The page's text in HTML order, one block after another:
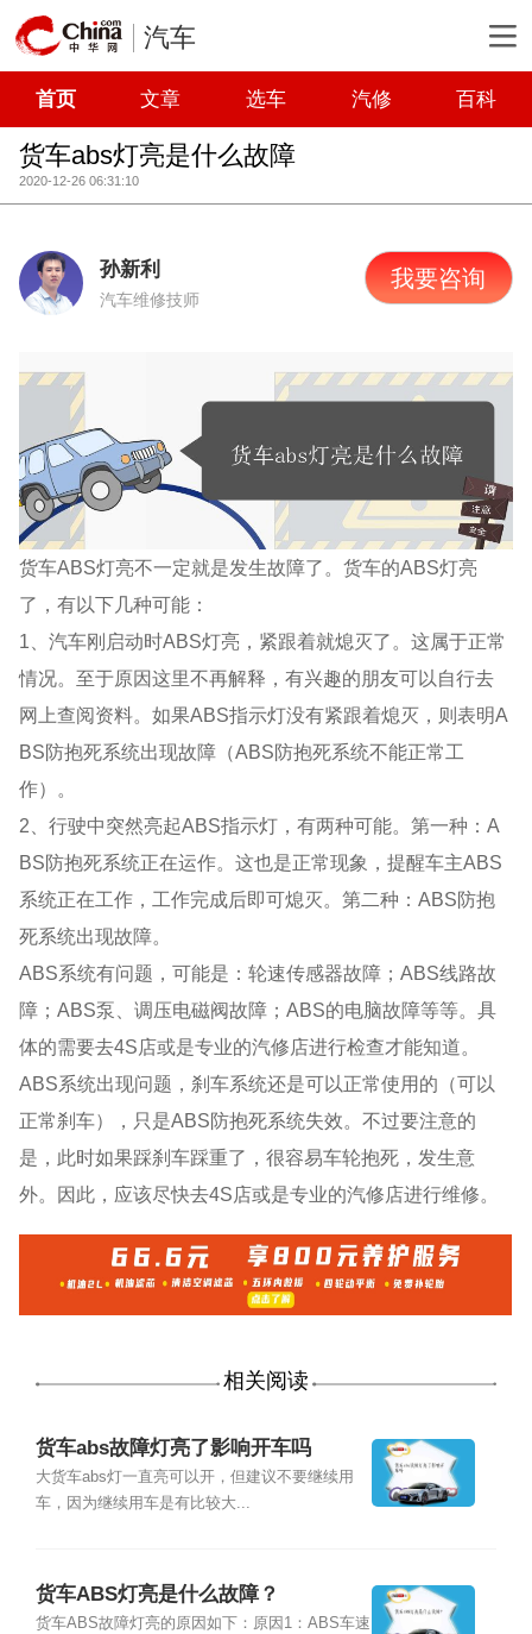
汽车
首页 文章 选车 汽修 百科
货车abs灯亮是什么故障
2020-12-26 06:31:10
孙新利
汽车维修技师
我要咨询
货车ABS灯亮不一定就是发生故障了。货车的ABS灯亮
了，有以下几种可能：
1、汽车刚启动时ABS灯亮，紧跟着就熄灭了。这属于正常
情况。至于原因这里不再解释，有兴趣的朋友可以自行去
网上查阅资料。如果ABS指示灯没有紧跟着熄灭，则表明A
BS防抱死系统出现故障（ABS防抱死系统不能正常工
作）。
2、行驶中突然亮起ABS指示灯，有两种可能。第一种：A
BS防抱死系统正在运作。这也是正常现象，提醒车主ABS
系统正在工作，工作完成后即可熄灭。第二种：ABS防抱
死系统出现故障。
ABS系统有问题，可能是：轮速传感器故障；ABS线路故
障；ABS泵、调压电磁阀故障；ABS的电脑故障等等。具
体的需要去4S店或是专业的汽修店进行检查才能知道。
ABS系统出现问题，刹车系统还是可以正常使用的（可以
正常刹车），只是ABS防抱死系统失效。不过要注意的
是，此时如果踩刹车踩重了，很容易车轮抱死，发生意
外。因此，应该尽快去4S店或是专业的汽修店进行维修。
相关阅读
货车abs故障灯亮了影响开车吗
大货车abs灯一直亮可以开，但建议不要继续用
车，因为继续用车是有比较大...
货车ABS灯亮是什么故障？
货车ABS故障灯亮的原因如下：原因1：ABS车速